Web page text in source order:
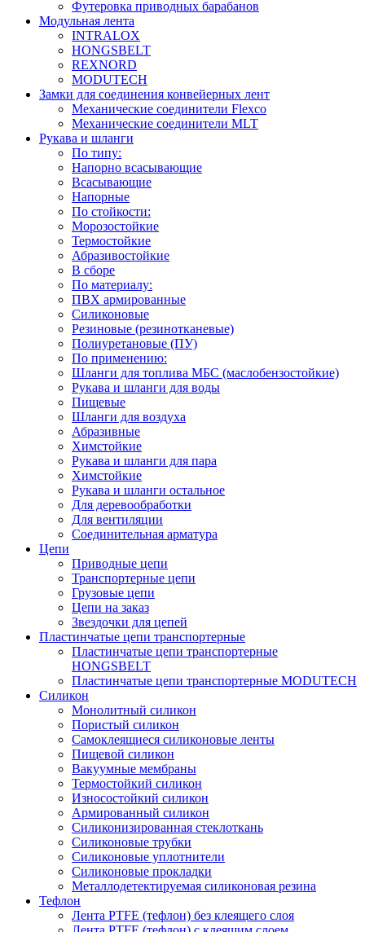
Футеровка приводных барабанов
Модульная лента
INTRALOX
HONGSBELT
REXNORD
MODUTECH
Замки для соединения конвейерных лент
Механические соединители Flexco
Механические соединители MLT
Рукава и шланги
По типу:
Напорно всасывающие
Всасывающие
Напорные
По стойкости:
Морозостойкие
Термостойкие
Абразивостойкие
В сборе
По материалу:
ПВХ армированные
Силиконовые
Резиновые (резинотканевые)
Полиуретановые (ПУ)
По применению:
Шланги для топлива МБС (маслобензостойкие)
Рукава и шланги для воды
Пищевые
Шланги для воздуха
Абразивные
Химстойкие
Рукава и шланги для пара
Химстойкие
Рукава и шланги остальное
Для деревообработки
Для вентиляции
Соединительная арматура
Цепи
Приводные цепи
Транспортерные цепи
Грузовые цепи
Цепи на заказ
Звездочки для цепей
Пластинчатые цепи транспортерные
Пластинчатые цепи транспортерные
HONGSBELT
Пластинчатые цепи транспортерные MODUTECH
Силикон
Монолитный силикон
Пористый силикон
Самоклеящиеся силиконовые ленты
Пищевой силикон
Вакуумные мембраны
Термостойкий силикон
Износостойкий силикон
Армированный силикон
Силиконизированная стеклоткань
Силиконовые трубки
Силиконовые уплотнители
Силиконовые прокладки
Металлодетектируемая силиконовая резина
Тефлон
Лента PTFE (тефлон) без клеящего слоя